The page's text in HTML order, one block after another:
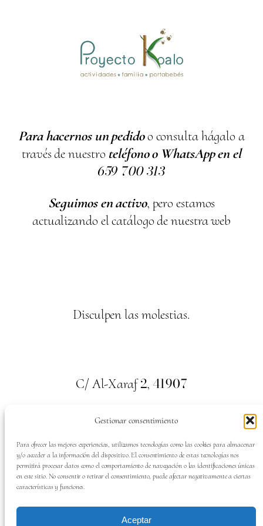
Gestionar consentimiento
Para ofrecer las mejores experiencias, utilizamos tecnologías como las cookies para almacenar
y/o acceder a la información del dispositivo. El consentimiento de estas tecnologías nos
permitirá procesar datos como el comportamiento de navegación o las identificaciones únicas
en este sitio. No consentir o retirar el consentimiento, puede afectar negativamente a ciertas
características y funciones.
Aceptar
Para hacernos un pedidoo consulta hágalo a
través de nuestro teléfono o WhatsApp en el
659 700313
Seguimos en activo, pero estamos
actualizando el catálogo de nuestra web
Disculpen las molestias.
C/ Al-Xaraf2, 41907
Valencina de la Concepción. Sevilla
Tel:659700313
SÍGUENOS EN: